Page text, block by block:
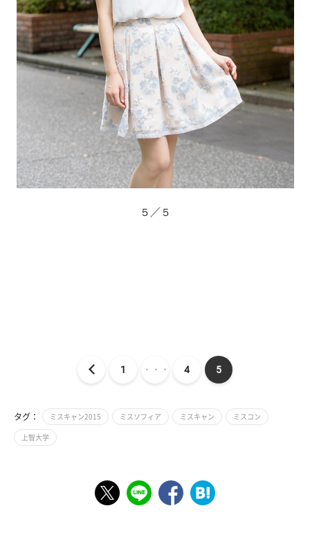
５／５
1 ・・・ 4 5
タグ： ミスキャン2015 ミスソフィア ミスキャン ミスコン
上智大学